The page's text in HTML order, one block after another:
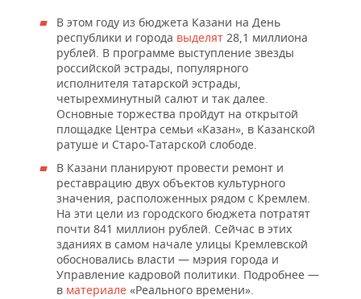
ОТКРЫТАЯ ЛЕКЦИЯ
БАСКЕТБОЛ
ВОЛЕЙБОЛ
КИБЕРСПОРТ
ФИГУРНОЕ КАТАНИЕ
ВОДНЫЕ ВИДЫ СПОРТА
ХОККЕЙ С МЯЧОМ
ИНФРАСТРУКТУРА
ИСТОРИЯ
КУЛЬТУРА
МЕДИЦИНА
ОБРАЗОВАНИЕ
ПРОИСШЕСТВИЯ
СПРАВОЧНИК
СПИСОК ПЕРСОН
СПИСОК КОМПАНИЙ
ПОЛНАЯ ВЕРСИЯ
В этом году из бюджета Казани на День
республики и города выделят 28,1 миллиона
рублей. В программе выступление звезды
российской эстрады, популярного
исполнителя татарской эстрады,
четырехминутный салют и так далее.
Основные торжества пройдут на открытой
площадке Центра семьи «Казан», в Казанской
ратуше и Старо-Татарской слободе.
В Казани планируют провести ремонт и
реставрацию двух объектов культурного
значения, расположенных рядом с Кремлем.
На эти цели из городского бюджета потратят
почти 841 миллион рублей. Сейчас в этих
зданиях в самом начале улицы Кремлевской
обосновались власти — мэрия города и
Управление кадровой политики. Подробнее —
в материале «Реального времени».